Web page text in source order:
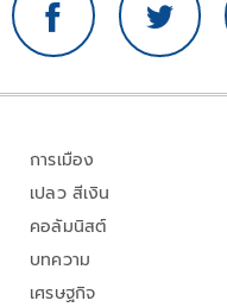
การเมือง
เปลว สีเงิน
คอลัมนิสต์
บทความ
เศรษฐกิจ